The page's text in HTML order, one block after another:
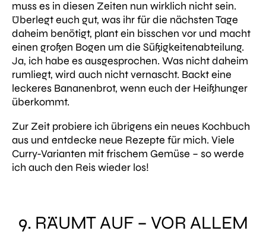
muss es in diesen Zeiten nun wirklich nicht sein.
Überlegt euch gut, was ihr für die nächsten Tage
daheim benötigt, plant ein bisschen vor und macht
einen großen Bogen um die Süßigkeitenabteilung.
Ja, ich habe es ausgesprochen. Was nicht daheim
rumliegt, wird auch nicht vernascht. Backt eine
leckeres Bananenbrot, wenn euch der Heißhunger
überkommt.
Zur Zeit probiere ich übrigens ein neues Kochbuch
aus und entdecke neue Rezepte für mich. Viele
Curry-Varianten mit frischem Gemüse – so werde
ich auch den Reis wieder los!
9. RÄUMT AUF – VOR ALLEM